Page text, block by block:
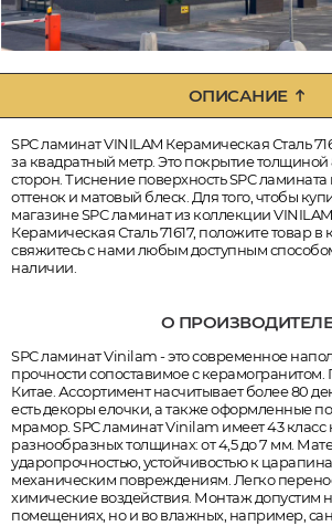
ОПИСАНИЕ
SPC ламинат VINILAM Керамическая Сталь
за квадратный метр. Это покрытие толщиной
сторон. Тиснение поверхность SPC
оттенок и матовый блеск. Для того, чтобы
магазине SPC ламинат из коллекции
Керамическая Сталь 71617, положите товар в
свяжитесь с нами любым доступным
наличии.
О
SPC ламинат Vinilam - это современное
прочности сопоставимое с керамогранитом.
Китае. Ассортимент насчитывает более 80
есть декоры елочки, а также оформленные
мрамор. SPC ламинат Vinilam имеет 43 класс
разнообразных толщинах: от 4,5 до 7 мм.
ударопрочностью, устойчивостью к
механическим повреждениям. Легко
химические воздействия. Монтаж допустим
помещениях, но и во влажных, например,